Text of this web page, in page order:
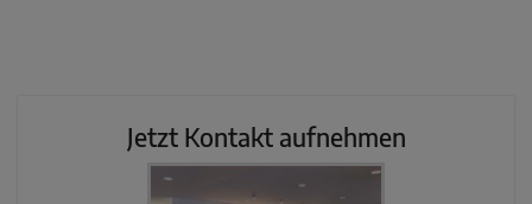
Jetzt Kontakt aufnehmen